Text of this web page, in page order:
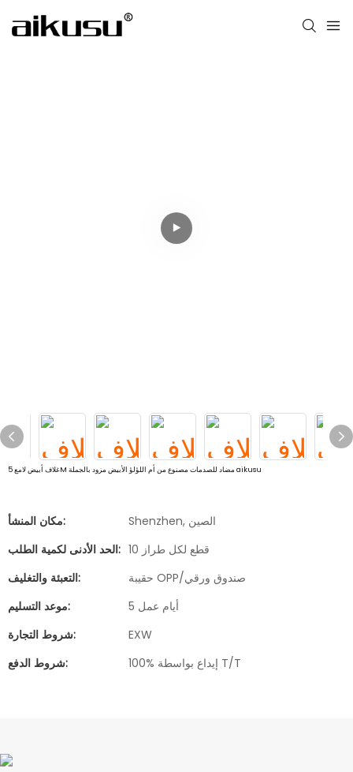
غلاف أبيض لامع 5M مضاد للصدمات مصنوع من أم اللؤلؤ الأبيض مزود بالجملة aikusu
مكان المنشأ:
Shenzhen, الصين
الحد الأدنى لكمية الطلب:
10 قطع لكل طراز
التعبئة والتغليف:
حقيبة OPP/صندوق ورقي
موعد التسليم:
5 أيام عمل
شروط التجارة:
EXW
شروط الدفع:
100% إيداع بواسطة T/T